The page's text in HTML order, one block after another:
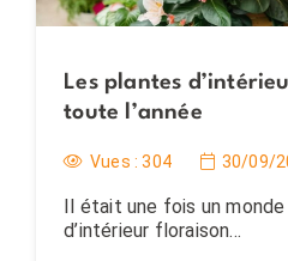
Les plantes
toute l’année
Vues :304 30/09/
Il était une fois un
d’intérieur floraison…